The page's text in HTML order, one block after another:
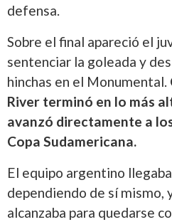
defensa.
Sobre el final apareció el
sentenciar la goleada y
hinchas en el Monumental.
River terminó en lo más
avanzó directamente a
Copa Sudamericana.
El equipo argentino
dependiendo de sí mismo,
alcanzaba para quedarse